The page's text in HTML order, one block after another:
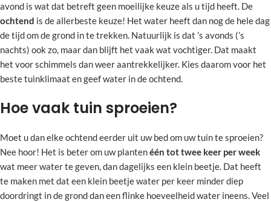
avond is wat dat betreft geen moeilijke keuze als u tijd heeft. De
ochtend is de allerbeste keuze! Het water heeft dan nog de hele dag
de tijd om de grond in te trekken. Natuurlijk is dat ’s avonds (’s
nachts) ook zo, maar dan blijft het vaak wat vochtiger. Dat maakt
het voor schimmels dan weer aantrekkelijker. Kies daarom voor het
beste tuinklimaat en geef water in de ochtend.
Hoe vaak tuin sproeien?
Moet u dan elke ochtend eerder uit uw bed om uw tuin te sproeien?
Nee hoor! Het is beter om uw plantenéén tot twee keer per week
wat meer water te geven, dan dagelijks een klein beetje. Dat heeft
te maken met dat een klein beetje water per keer minder diep
doordringt in de grond dan een flinke hoeveelheid water ineens. Veel